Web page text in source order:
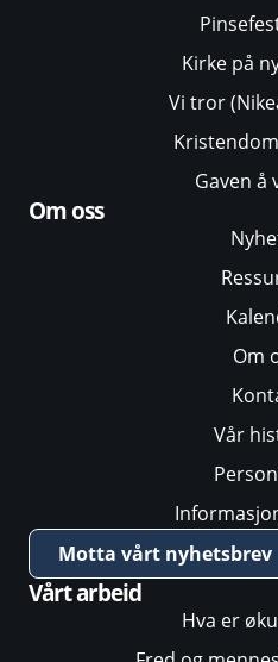
Kirke på
Vi tror
Gaven
Om oss
Om
Vår
Motta vårt nyhetsbrev
Vårt arbeid
Hva er